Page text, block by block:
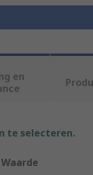
en
te selecteren.
Waarde